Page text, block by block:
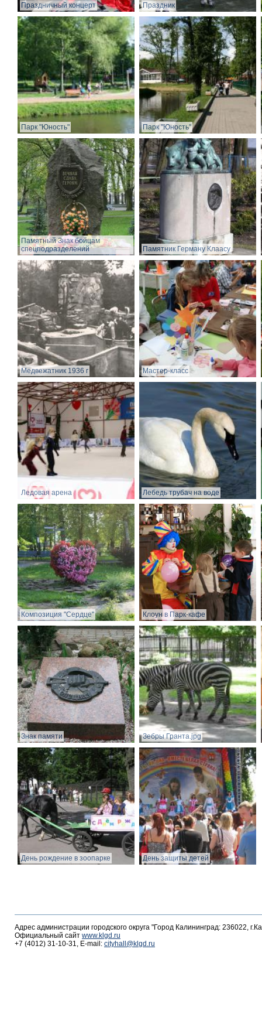
Праздничный концерт Праздник
Парк "Юность" Парк "Юность"
Памятный Знак бойцам
спецподразделений
Памятник Герману Клаасу
Медвежатник 1936 г Мастер-класс
Ледовая арена Лебедь трубач на воде
Композиция "Сердце" Клоун в Парк-кафе
Знак памяти Зебры Гранта.jpg
День рождение в зоопарке День защиты детей
Адрес администрации городского округа "Город Калининград: 236022,
Официальный сайт www.klgd.ru
+7 (4012) 31-10-31, E-mail: cityhall@klgd.ru